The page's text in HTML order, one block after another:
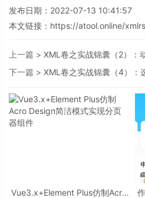
发布日期：2022-07-13 10:41:57
本文链接： https://atool.online/
上一篇 > XML卷之实战锦囊（2）：
下一篇 > XML卷之实战锦囊（4）：
Vue3.x+Element Plus仿制Acro